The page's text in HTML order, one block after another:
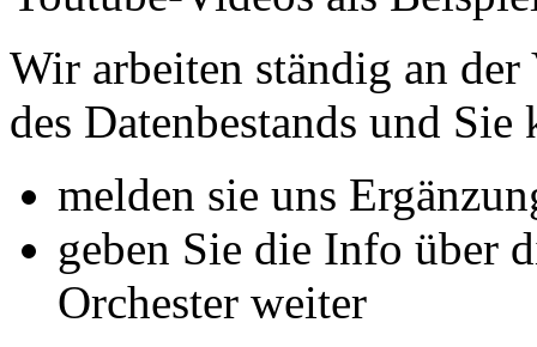
Wir arbeiten ständig an
des Datenbestands und
melden sie uns
geben Sie die Info über
Orchester weiter